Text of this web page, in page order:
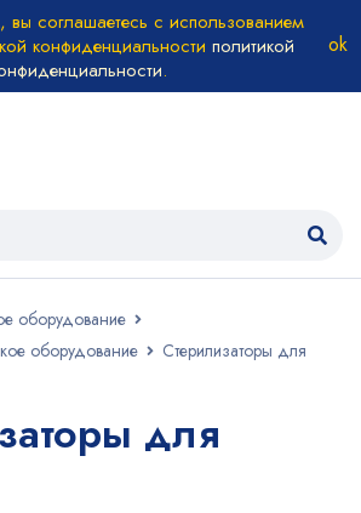
вы соглашаетесь с использованием
конфиденциальности политикой
.
оборудование
оборудование
Стерилизаторы для
для